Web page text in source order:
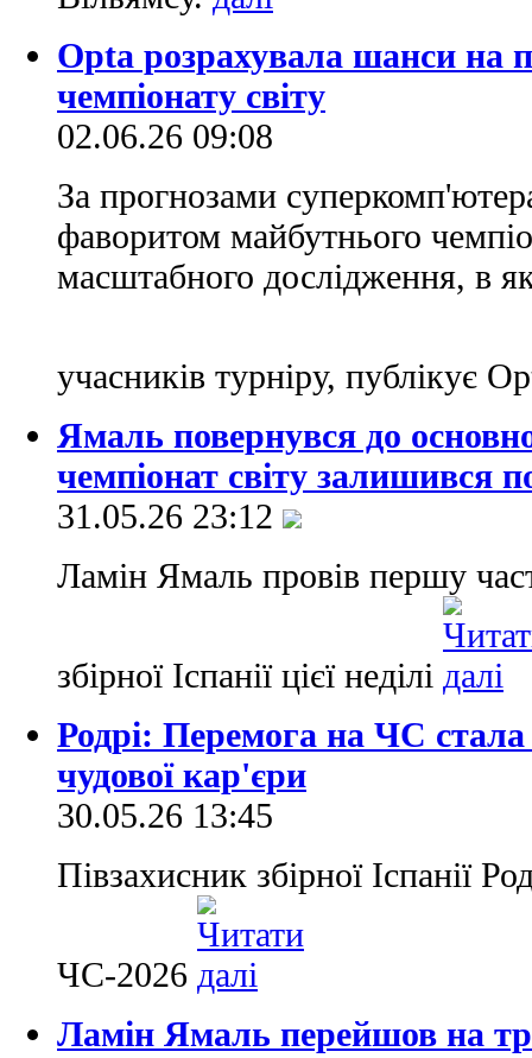
Opta розрахувала шанси на
чемпіонату світу
02.06.26 09:08
За прогнозами
фаворитом майбутнього
масштабного дослідження, в
учасників турніру, публікує
Ямаль повернувся до
чемпіонат світу залишився
31.05.26 23:12
Ламін Ямаль провів першу
збірної Іспанії цієї неділі
Родрі: Перемога на ЧС
чудової кар'єри
30.05.26 13:45
Півзахисник збірної Іспанії
ЧС-2026
Ламін Ямаль перейшов на